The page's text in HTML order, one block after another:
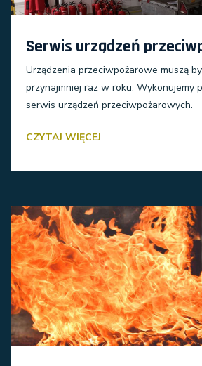
Serwis urządzeń
Urządzenia przeciwpożarowe muszą
przynajmniej raz w roku. Wykonujemy
serwis urządzeń przeciwpożarowych.
CZYTAJ WIĘCEJ